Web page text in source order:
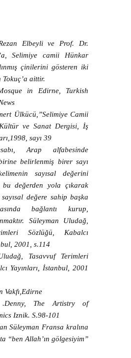
Elbeyli ve Prof. Dr.
Selimiye camii Hünkar
çinilerini gösteren iki
aittir.
in Edirne, Turkish
Ülkücü,”Selimiye Camii
ve Sanat Dergisi, İş
sayı 39
Arap alfabesinde
belirlenmiş birer sayı
sayısal değerini
bu değerden yola çıkarak
değere sahip başka
bağlantı kurup,
Süleyman Uludağ,
Sözlüğü, Kabalcı
2001, s.114
Tasavvuf Terimleri
Yayınları, İstanbul, 2001
Vakfı,Edirne
The Artistry of
Iznik. S.98-101
Süleyman Fransa kralına
“ben Allah’ın gölgesiyim”